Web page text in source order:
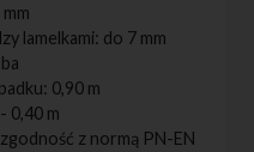
lamelkami: do 7 mm
0,90 m
0,40 m
z normą PN-EN